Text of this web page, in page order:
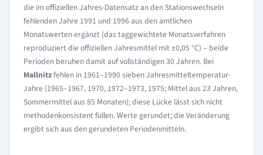
die im offiziellen Jahres-Datensatz an den Stationswechseln
fehlenden Jahre 1991 und 1996 aus den amtlichen
Monatswerten ergänzt (das taggewichtete Monatsverfahren
reproduziert die offiziellen Jahresmittel mit ±0,05 °C) – beide
Perioden beruhen damit auf vollständigen 30 Jahren. Bei
Mallnitzfehlen in 1961–1990 sieben Jahresmitteltemperatur-
Jahre (1965–1967, 1970, 1972–1973, 1975; Mittel aus 23 Jahren,
Sommermittel aus 85 Monaten); diese Lücke lässt sich nicht
methodenkonsistent füllen. Werte gerundet; die Veränderung
ergibt sich aus den gerundeten Periodenmitteln.